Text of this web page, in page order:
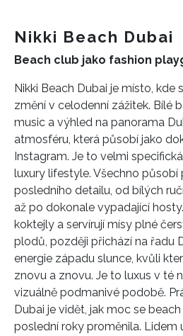
INFORMACE
REDAKCE
Nikki Beach Dubai
Beach club jako fashion
Nikki Beach Dubai je místo, kde
změní v celodenní zážitek. Bílé
music a výhled na panorama
atmosféru, která působí jako
Instagram. Je to velmi
luxury lifestyle. Všechno působí
posledního detailu, od bílých
až po dokonale vypadající
koktejly a servírují mísy plné
plodů, později přichází na řadu
energie západu slunce, kvůli
znovu a znovu. Je to luxus v té
vizuálně podmanivé podobě.
Dubai je vidět, jak moc se
poslední roky proměnila. Lidem